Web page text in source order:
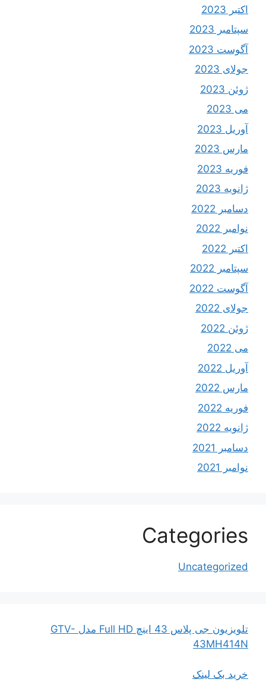
اکتبر 2023
سپتامبر 2023
آگوست 2023
جولای 2023
ژوئن 2023
می 2023
آوریل 2023
مارس 2023
فوریه 2023
ژانویه 2023
دسامبر 2022
نوامبر 2022
اکتبر 2022
سپتامبر 2022
آگوست 2022
جولای 2022
ژوئن 2022
می 2022
آوریل 2022
مارس 2022
فوریه 2022
ژانویه 2022
دسامبر 2021
نوامبر 2021
Categories
Uncategorized
تلویزیون جی پلاس 43 اینچ Full HD مدل GTV-
43MH414N
خرید بک لینک